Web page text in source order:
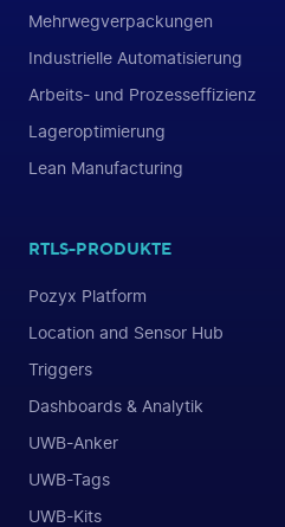
Mehrwegverpackungen
Industrielle Automatisierung
Arbeits- und Prozesseffizienz
Lageroptimierung
Lean Manufacturing
RTLS-PRODUKTE
Pozyx Platform
Location and Sensor Hub
Triggers
Dashboards & Analytik
UWB-Anker
UWB-Tags
UWB-Kits